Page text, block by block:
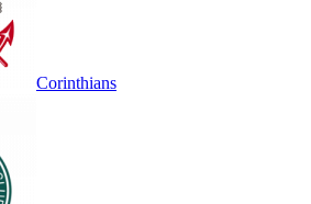
Corinthians